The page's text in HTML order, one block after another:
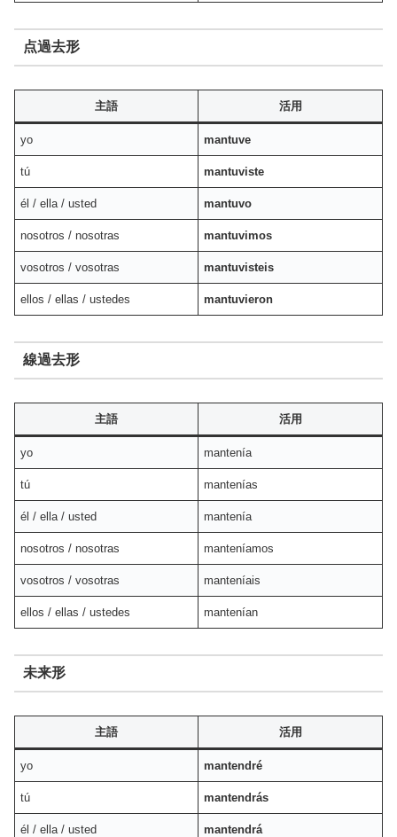
点過去形
主語 活用
yo mantuve
tú mantuviste
él / ella / usted mantuvo
nosotros / nosotras mantuvimos
vosotros / vosotras mantuvisteis
ellos / ellas / ustedes mantuvieron
線過去形
主語 活用
yo mantenía
tú mantenías
él / ella / usted mantenía
nosotros / nosotras manteníamos
vosotros / vosotras manteníais
ellos / ellas / ustedes mantenían
未来形
主語 活用
yo mantendré
tú mantendrás
él / ella / usted mantendrá